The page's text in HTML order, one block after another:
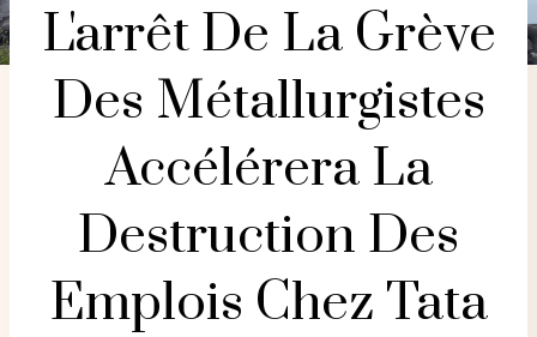
L'arrêt De La Grève
Des Métallurgistes
Accélérera La
Destruction Des
Emplois Chez Tata